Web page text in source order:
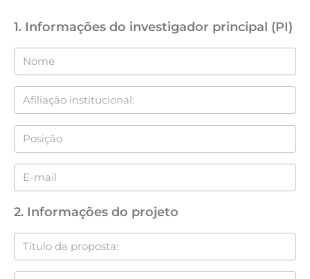
1. Informações do investigador principal (PI)
2. Informações do projeto